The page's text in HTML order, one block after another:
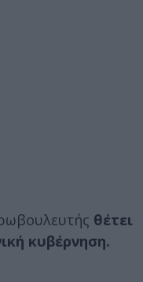
θέτει
κυβέρνηση.